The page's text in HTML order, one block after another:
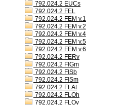
792.024.2 EUCs
792.024.2 FEL
792.024.2 FEM v.1
792.024.2 FEM v.2
792.024.2 FEM v.4
792.024.2 FEM v.5
792.024.2 FEM v.6
792.024.2 FERv
792.024.2 FIGm
792.024.2 FISb
792.024.2 FISm
792.024.2 FLAt
792.024.2 FLOh
792.024.2 FLOv